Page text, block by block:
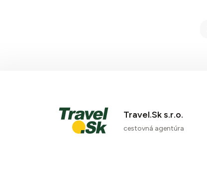
Travel.Sk s.r.o.
cestovná agentúra